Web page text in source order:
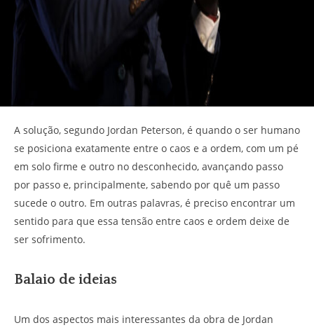
A solução, segundo Jordan Peterson, é quando o ser humano
se posiciona exatamente entre o caos e a ordem, com um pé
em solo firme e outro no desconhecido, avançando passo
por passo e, principalmente, sabendo por quê um passo
sucede o outro. Em outras palavras, é preciso encontrar um
sentido para que essa tensão entre caos e ordem deixe de
ser sofrimento.
Balaio de ideias
Um dos aspectos mais interessantes da obra de Jordan